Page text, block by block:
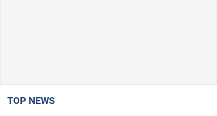
TOP NEWS